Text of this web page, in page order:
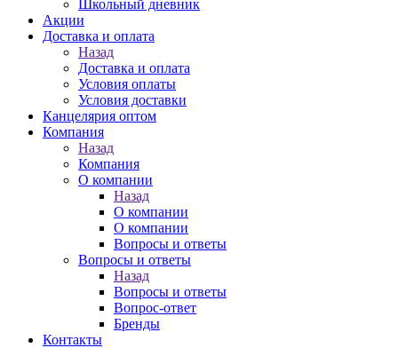
Школьный дневник
Акции
Доставка и оплата
Назад
Доставка и оплата
Условия оплаты
Условия доставки
Канцелярия оптом
Компания
Назад
Компания
О компании
Назад
О компании
О компании
Вопросы и ответы
Вопросы и ответы
Назад
Вопросы и ответы
Вопрос-ответ
Бренды
Контакты